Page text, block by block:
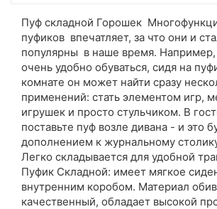
Пуф складной Горошек
пуфиков впечатляет, за что они и
популярны в наше время.
очень удобно обуваться, сидя на
комнате он может найти сразу
применений: стать элементом игр,
игрушек и просто стульчиком. В
поставьте пуф возле дивана - и это
дополнением к журнальному
Легко складывается для удобной
Пуфик Складной: имеет мягкое
внутренним коробом. Материал
качественный, обладает высокой